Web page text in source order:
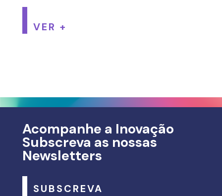
VER +
Acompanhe a Inovação
Subscreva as nossas
Newsletters
SUBSCREVA